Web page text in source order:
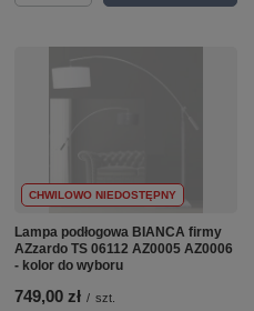
CHWILOWO NIEDOSTĘPNY
Lampa podłogowa BIANCA firmy
AZzardo TS 06112 AZ0005 AZ0006
- kolor do wyboru
749,00 zł / szt.